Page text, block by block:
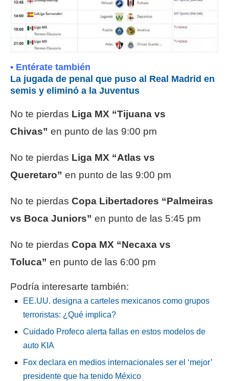
• Entérate también
La jugada de penal que puso al Real Madrid en
semis y eliminó a la Juventus
No te pierdas Liga MX “Tijuana vs
Chivas” en punto de las 9:00 pm
No te pierdas Liga MX “Atlas vs
Queretaro” en punto de las 9:00 pm
No te pierdas Copa Libertadores “Palmeiras
vs Boca Juniors” en punto de las 5:45 pm
No te pierdas Copa MX “Necaxa vs
Toluca” en punto de las 6:00 pm
Podría interesarte también:
EE.UU. designa a carteles mexicanos como grupos
terroristas: ¿Qué implica?
Cuidado Profeco alerta fallas en estos modelos de
auto KIA
Fox declara en medios internacionales ser el ‘mejor’
presidente que ha tenido México